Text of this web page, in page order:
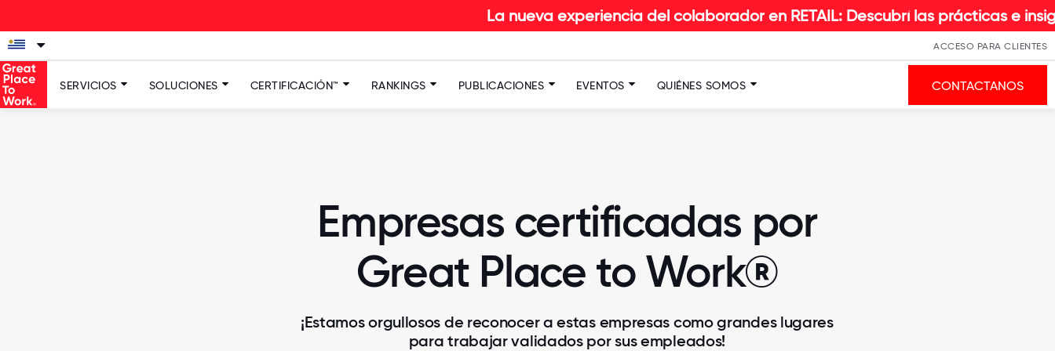
La nueva experiencia del colaborador en RETAIL: Descubrí las prácticas e insights que
ACCESO PARA CLIENTES
SERVICIOS SOLUCIONES CERTIFICACIÓN™ RANKINGS PUBLICACIONES EVENTOS QUIÉNES SOMOS CONTACTANOS
Empresas certificadas por
Great Place to Work®
¡Estamos orgullosos de reconocer a estas empresas como grandes lugares
para trabajar validados por sus empleados!